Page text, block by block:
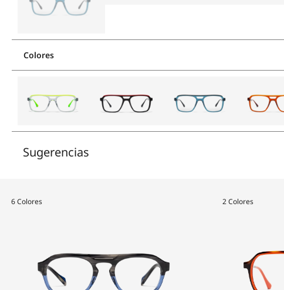
Colores
Sugerencias
6 Colores 2 Colores